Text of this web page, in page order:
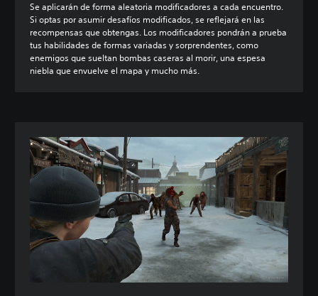
Se aplicarán de forma aleatoria modificadores a cada encuentro.
Si optas por asumir desafíos modificados, se reflejará en las
recompensas que obtengas. Los modificadores pondrán a prueba
tus habilidades de formas variadas y sorprendentes, como
enemigos que sueltan bombas caseras al morir, una espesa
niebla que envuelve el mapa y mucho más.